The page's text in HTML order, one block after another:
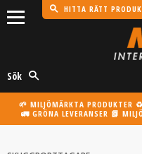
HITTA RÄTT
Sök
🌱 MILJÖMÄRKTA PRODUKTER
🚛 GRÖNA LEVERANSER 📗